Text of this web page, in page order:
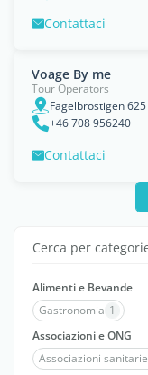
Contattaci
Voage By me
Tour Operators
Fagelbrostigen
+46 708 956240
Contattaci
Cerca per
Alimenti e Bevande
Gastronomia 1
Associazioni e ONG
Associazioni sanitarie